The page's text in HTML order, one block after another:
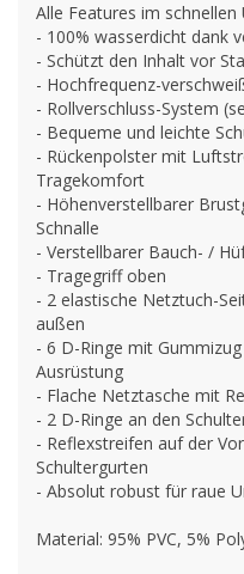
Alle Features im schnellen
- 100% wasserdicht dank
- Schützt den Inhalt vor
- Hochfrequenz-
- Rollverschluss-System
- Bequeme und leichte
- Rückenpolster mit
Tragekomfort
- Höhenverstellbarer
Schnalle
- Verstellbarer Bauch- /
- Tragegriff oben
- 2 elastische Netztuch-
außen
- 6 D-Ringe mit
Ausrüstung
- Flache Netztasche mit
- 2 D-Ringe an den
- Reflexstreifen auf der
Schultergurten
- Absolut robust für raue
Material: 95% PVC, 5%